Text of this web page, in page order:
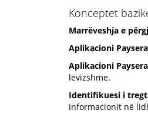
Konceptet
Marrëveshja e
Aplikacioni Paysera
Aplikacioni
lëvizshme.
Identifikuesi i
informacionit në